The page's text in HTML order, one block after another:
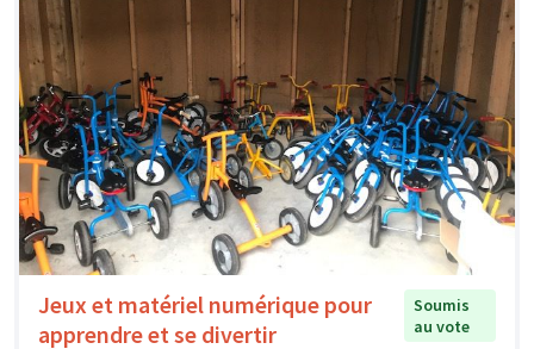
Jeux et matériel numérique pour
apprendre et se divertir
Soumis
au vote